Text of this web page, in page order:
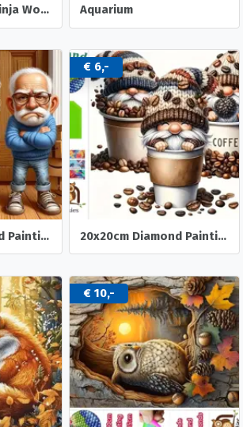
BBQ Elektrisch Ninja Woodfire XL PRO. Aquarium
20x20cm Diamond Painting oud stel dozen (rond) nr 518
€ 6,-
20x20cm Diamond Painting koffie kabouters (rond) nr 516
€ 10,-